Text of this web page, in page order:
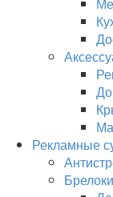
Рекламные
Брелоки